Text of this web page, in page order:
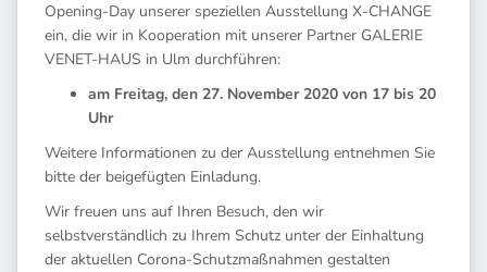
Opening-Day unserer speziellen Ausstellung X-CHANGE
ein, die wir in Kooperation mit unserer Partner GALERIE
VENET-HAUS in Ulm durchführen:
am Freitag, den 27. November 2020 von 17 bis 20
Uhr
Weitere Informationen zu der Ausstellung entnehmen Sie
bitte der beigefügten Einladung.
Wir freuen uns auf Ihren Besuch, den wir
selbstverständlich zu Ihrem Schutz unter der Einhaltung
der aktuellen Corona-Schutzmaßnahmen gestalten